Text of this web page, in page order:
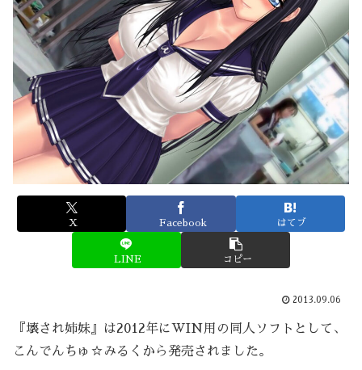
X Facebook はてブ
LINE コピー
2013.09.06
『壊され姉妹』は2012年にWIN用の同人ソフトとして、
こんでんちゅ☆みるくから発売されました。